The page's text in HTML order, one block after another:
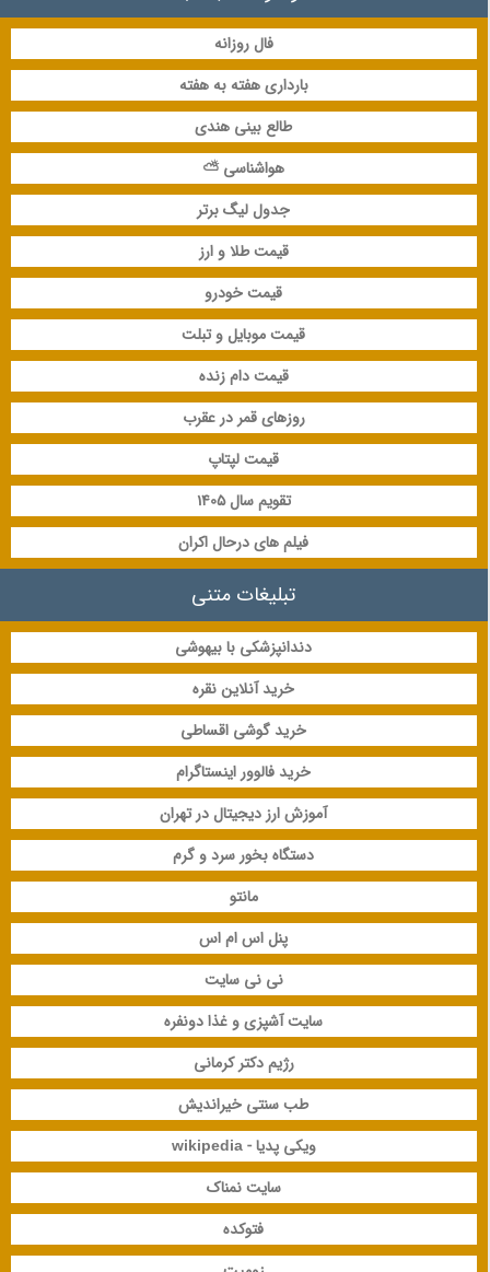
فال روزانه
بارداری هفته به هفته
طالع بینی هندی
هواشناسی ⛅
جدول لیگ برتر
قیمت طلا و ارز
قیمت خودرو
قیمت موبایل و تبلت
قیمت دام زنده
روزهای قمر در عقرب
قیمت لپتاپ
تقویم سال 1405
فیلم های درحال اکران
تبلیغات متنی
دندانپزشکی با بیهوشی
خرید آنلاین نقره
خرید گوشی اقساطی
خرید فالوور اینستاگرام
آموزش ارز دیجیتال در تهران
دستگاه بخور سرد و گرم
مانتو
پنل اس ام اس
نی نی سایت
سایت آشپزی و غذا دونفره
رژیم دکتر کرمانی
طب سنتی خیراندیش
ویکی پدیا - wikipedia
سایت نمناک
فتوکده